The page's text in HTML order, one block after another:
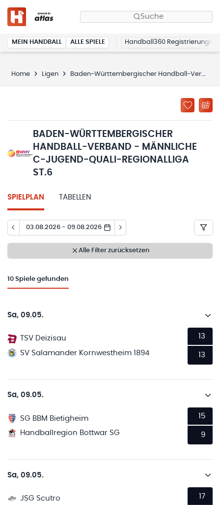
Suche
MEIN HANDBALL ALLE SPIELE Handball360 Registrierung
Home Ligen Baden-Württembergischer Handball-Verband - männliche C-Jugend-Quali-Regionalliga St.6
BADEN-WÜRTTEMBERGISCHER
HANDBALL-VERBAND - MÄNNLICHE
C-JUGEND-QUALI-REGIONALLIGA
ST.6
SPIELPLAN TABELLEN
03.08.2026 - 09.08.2026
Alle Filter zurücksetzen
10 Spiele gefunden
Sa, 09.05.
TSV Deizisau
SV Salamander Kornwestheim 1894
13
13
Sa, 09.05.
SG BBM Bietigheim
Handballregion Bottwar SG
15
9
Sa, 09.05.
JSG Scutro
17